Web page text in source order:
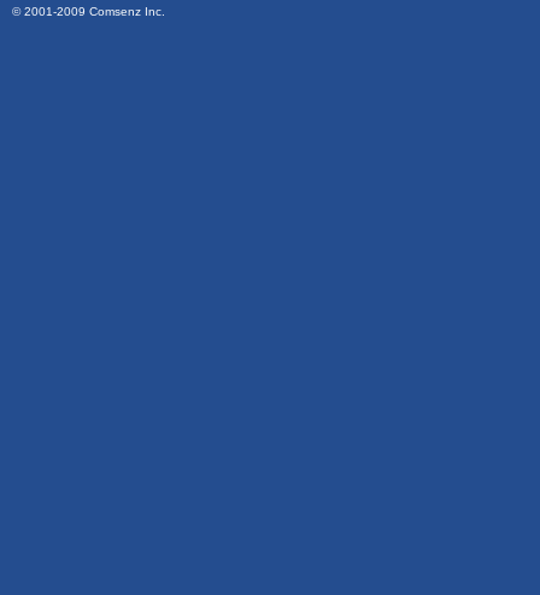
© 2001-2009 Comsenz Inc.